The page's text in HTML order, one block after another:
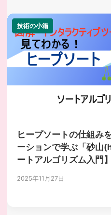
技術の小箱
技術の小箱
ヒープソートの仕組み
ーションで学ぶ「砂山
ートアルゴリズム入門
2025年11月27日